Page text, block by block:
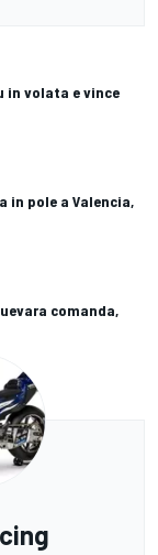
in volata e vince
in pole a Valencia,
comanda,